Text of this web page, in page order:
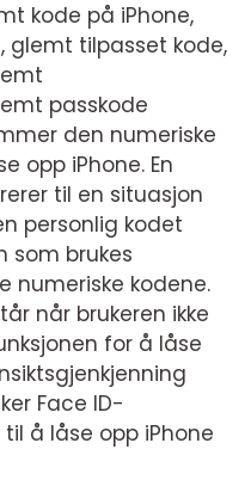
kode på iPhone,
glemt tilpasset kode,
passkode
den numeriske
opp iPhone. En
til en situasjon
personlig kodet
som brukes
numeriske kodene.
når brukeren ikke
for å låse
Face ID-
å låse opp iPhone